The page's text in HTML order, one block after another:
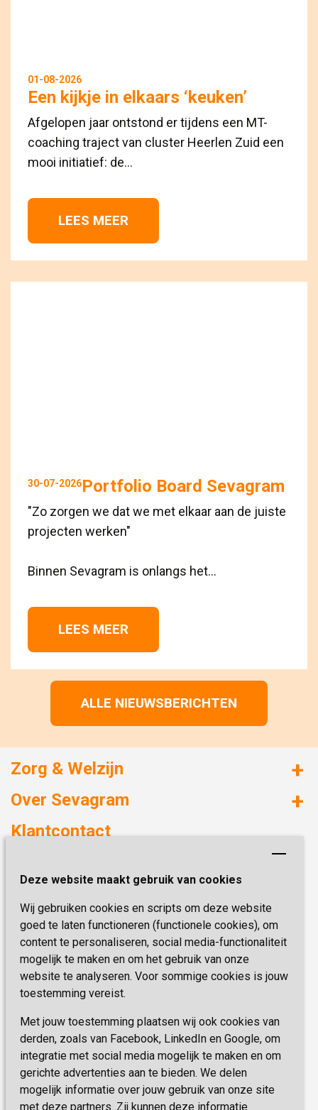
Deze website maakt gebruik van cookies
Wij gebruiken cookies en scripts om deze website
goed te laten functioneren (functionele cookies), om
content te personaliseren, social media-functionaliteit
mogelijk te maken en om het gebruik van onze
website te analyseren. Voor sommige cookies is jouw
toestemming vereist.
Met jouw toestemming plaatsen wij ook cookies van
derden, zoals van Facebook, LinkedIn en Google, om
integratie met social media mogelijk te maken en om
gerichte advertenties aan te bieden. We delen
mogelijk informatie over jouw gebruik van onze site
met deze partners. Zij kunnen deze informatie
01-08-2026
Een kijkje in elkaars ‘keuken’
Afgelopen jaar ontstond er tijdens een MT-
coaching traject van cluster Heerlen Zuid een
mooi initiatief: de...
LEES MEER
30-07-2026Portfolio Board Sevagram
"Zo zorgen we dat we met elkaar aan de juiste
projecten werken"
Binnen Sevagram is onlangs het...
LEES MEER
ALLE NIEUWSBERICHTEN
Zorg & Welzijn
Huizen met zorg
Onze specialiteiten
Over Sevagram
Duurzaamheid
Kwaliteit & Klantbeleving
Missie & Visie
Vastgoed
Innovatie
Klantcontact
6419 PB Heerlen
Telefoon:0900 777 4 777
E-mail:zorgbemiddeling@sevagram.nl
Schrijf je nu in!
Blijf op de hoogte van de laatste activiteiten en
nieuwtjes met onze nieuwsbrief
INSCHRIJVEN